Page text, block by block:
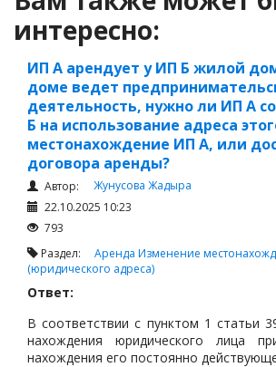
интересно:
ИП А арендует у ИП Б жилой
доме ведет
деятельность, нужно ли ИП А
Б на использование адреса
местонахождение ИП А, или
договора аренды?
Автор:
Жунусова Жадыра
22.10.2025 10:23
793
Раздел: Аренда Изменение
(юридического адреса)
Ответ:
В соответствии с пунктом 1 статьи
нахождения юридического лица
нахождения его постоянно